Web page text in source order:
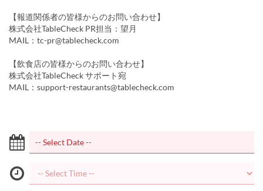
【報道関係者の皆様からのお問い合わせ】
株式会社TableCheck PR担当：望月
MAIL：tc-pr@tablecheck.com
【飲食店の皆様からのお問い合わせ】
株式会社TableCheck サポート宛
MAIL：support-restaurants@tablecheck.com